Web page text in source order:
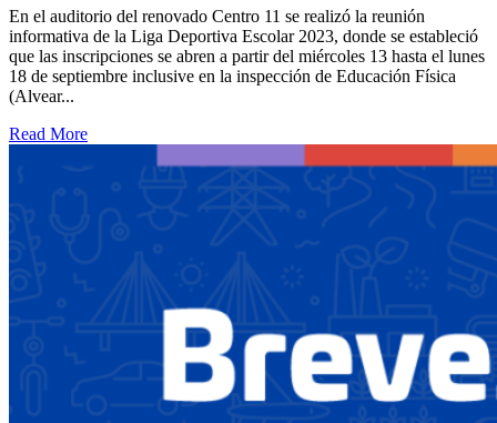
En el auditorio del renovado Centro 11 se realizó la reunión
informativa de la Liga Deportiva Escolar 2023, donde se estableció
que las inscripciones se abren a partir del miércoles 13 hasta el lunes
18 de septiembre inclusive en la inspección de Educación Física
(Alvear...
Read More